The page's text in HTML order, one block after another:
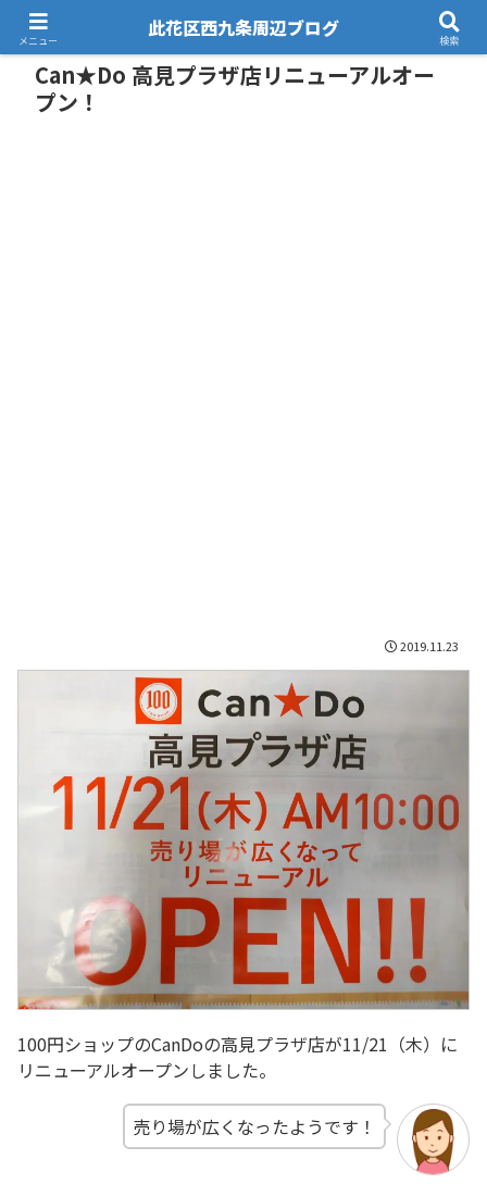
Can★Do 高見プラザ店リニューアルオー
プン！
2019.11.23
100円ショップのCanDoの高見プラザ店が11/21（木）に
リニューアルオープンしました。
売り場が広くなったようです！
メニュー
此花区西九条周辺ブログ
検索